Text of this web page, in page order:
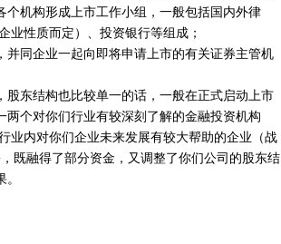
机构形成上市工作小组，一般包括国内外律
业性质而定）、投资银行等组成；
同企业一起向即将申请上市的有关证券主管机
东结构也比较单一的话，一般在正式启动上市
个对你们行业有较深刻了解的金融投资机构
业内对你们企业未来发展有较大帮助的企业（战
既融得了部分资金，又调整了你们公司的股东结